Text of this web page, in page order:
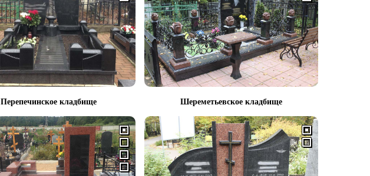
Перепечинское кладбище Шереметьевское кладбище